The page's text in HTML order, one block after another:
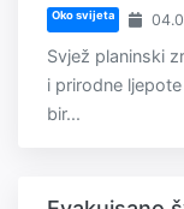
Oko svijeta
Svjež planinski
i prirodne
bir...